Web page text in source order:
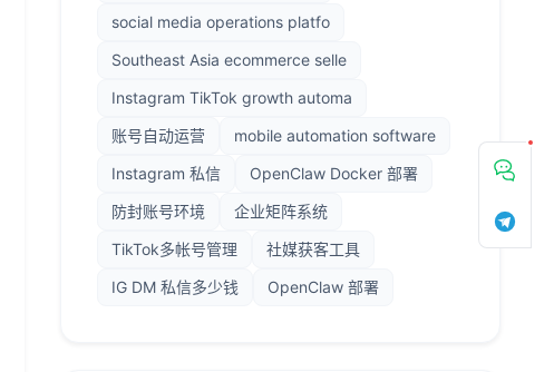
social media operations platfo
Southeast Asia ecommerce selle
Instagram TikTok growth automa
账号自动运营
mobile automation software
Instagram 私信
OpenClaw Docker 部署
防封账号环境
企业矩阵系统
TikTok多帐号管理
社媒获客工具
IG DM 私信多少钱
OpenClaw 部署